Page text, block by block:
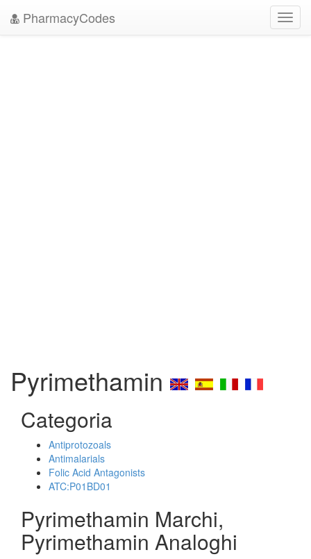
PharmacyCodes
Pyrimethamin
Categoria
Antiprotozoals
Antimalarials
Folic Acid Antagonists
ATC:P01BD01
Pyrimethamin Marchi,
Pyrimethamin Analoghi